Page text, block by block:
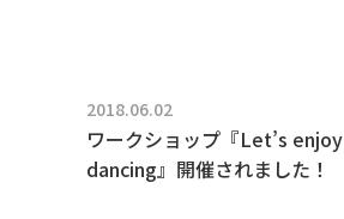
2018.06.02
ワークショップ『Let’s enjoy
dancing』開催されました！